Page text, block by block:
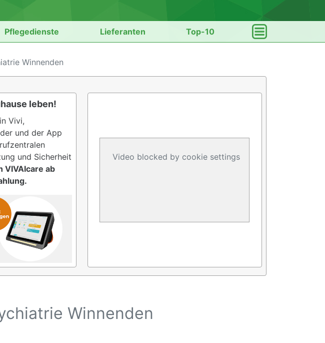
Pflegedienste Lieferanten Top-10
Winnenden
leben!
Vivi,
und der App
und Sicherheit
VIVAIcare ab
Video blocked by cookie settings
Winnenden